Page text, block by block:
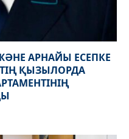
АРНАЙЫ ЕСЕПКЕ
ҚЫЗЫЛОРДА